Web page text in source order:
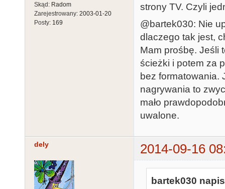
Skąd: Radom
Zarejestrowany: 2003-01-20
Posty: 169
strony TV. Czyli
@bartek030: Nie
dlaczego tak jest,
Mam prośbę. Jeśli
ścieżki i potem za
bez formatowania.
nagrywania to
mało
uwalone.
dely 2014-09-16
bartek030